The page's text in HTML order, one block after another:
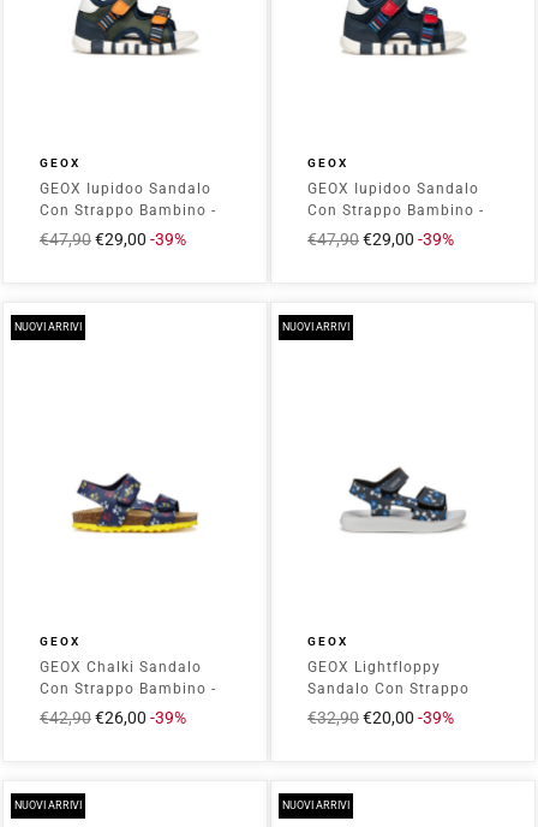
GEOX
GEOX Iupidoo Sandalo
Con Strappo Bambino -
B655PA0BC14
Prezzo
€47,90Prezzo
€29,00 -39%
GEOX
GEOX Iupidoo Sandalo
Con Strappo Bambino -
B655PA0BC14 Navy/Red
Prezzo
€47,90Prezzo
€29,00 -39%
NUOVI ARRIVI
GEOX
GEOX Chalki Sandalo
Con Strappo Bambino -
B552QB00004 Navy
Prezzo
€42,90Prezzo
€26,00 -39%
NUOVI ARRIVI
GEOX
GEOX Lightfloppy
Sandalo Con Strappo
Bambino - B455SC000CE
Navy/Royal
Prezzo
€32,90Prezzo
€20,00 -39%
NUOVI ARRIVI NUOVI ARRIVI